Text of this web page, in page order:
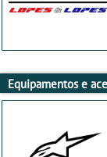
Equipamentos e